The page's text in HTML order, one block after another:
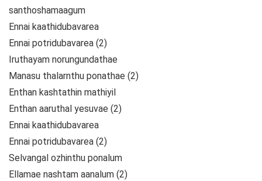
santhoshamaagum
Ennai kaathidubavarea
Ennai potridubavarea (2)
Iruthayam norungundathae
Manasu thalarnthu ponathae (2)
Enthan kashtathin mathiyil
Enthan aaruthal yesuvae (2)
Ennai kaathidubavarea
Ennai potridubavarea (2)
Selvangal ozhinthu ponalum
Ellamae nashtam aanalum (2)